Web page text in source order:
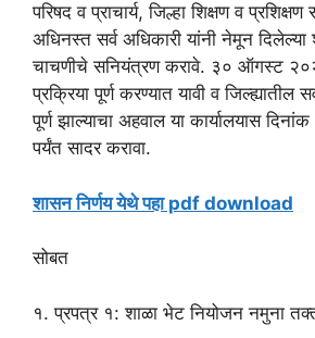
परिषद व प्राचार्य, जिल्हा शिक्षण व
अधिनस्त सर्व अधिकारी यांनी नेमून दिलेल्या
चाचणीचे सनियंत्रण करावे. ३० ऑगस्ट
प्रक्रिया पूर्ण करण्यात यावी व जिल्ह्यातील
पूर्ण झाल्याचा अहवाल या कार्यालयास
पर्यंत सादर करावा.
शासन निर्णय येथे पहा pdf download
सोबत
१. प्रपत्र १: शाळा भेट नियोजन नमुना